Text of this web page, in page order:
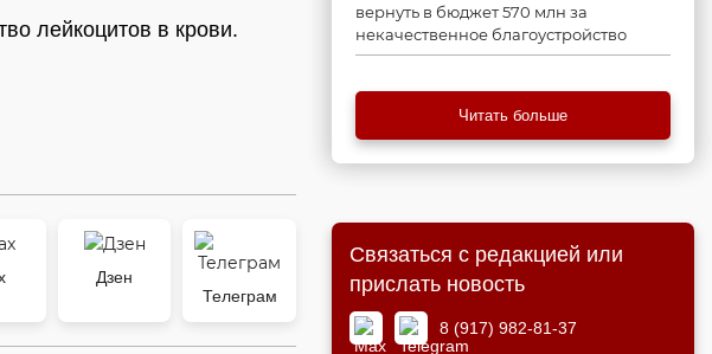
лейкоцитов в крови.
Дзен
Телеграм
вернуть в бюджет 570 млн за
некачественное благоустройство
Читать больше
Связаться с редакцией или
прислать новость
8 (917) 982-81-37